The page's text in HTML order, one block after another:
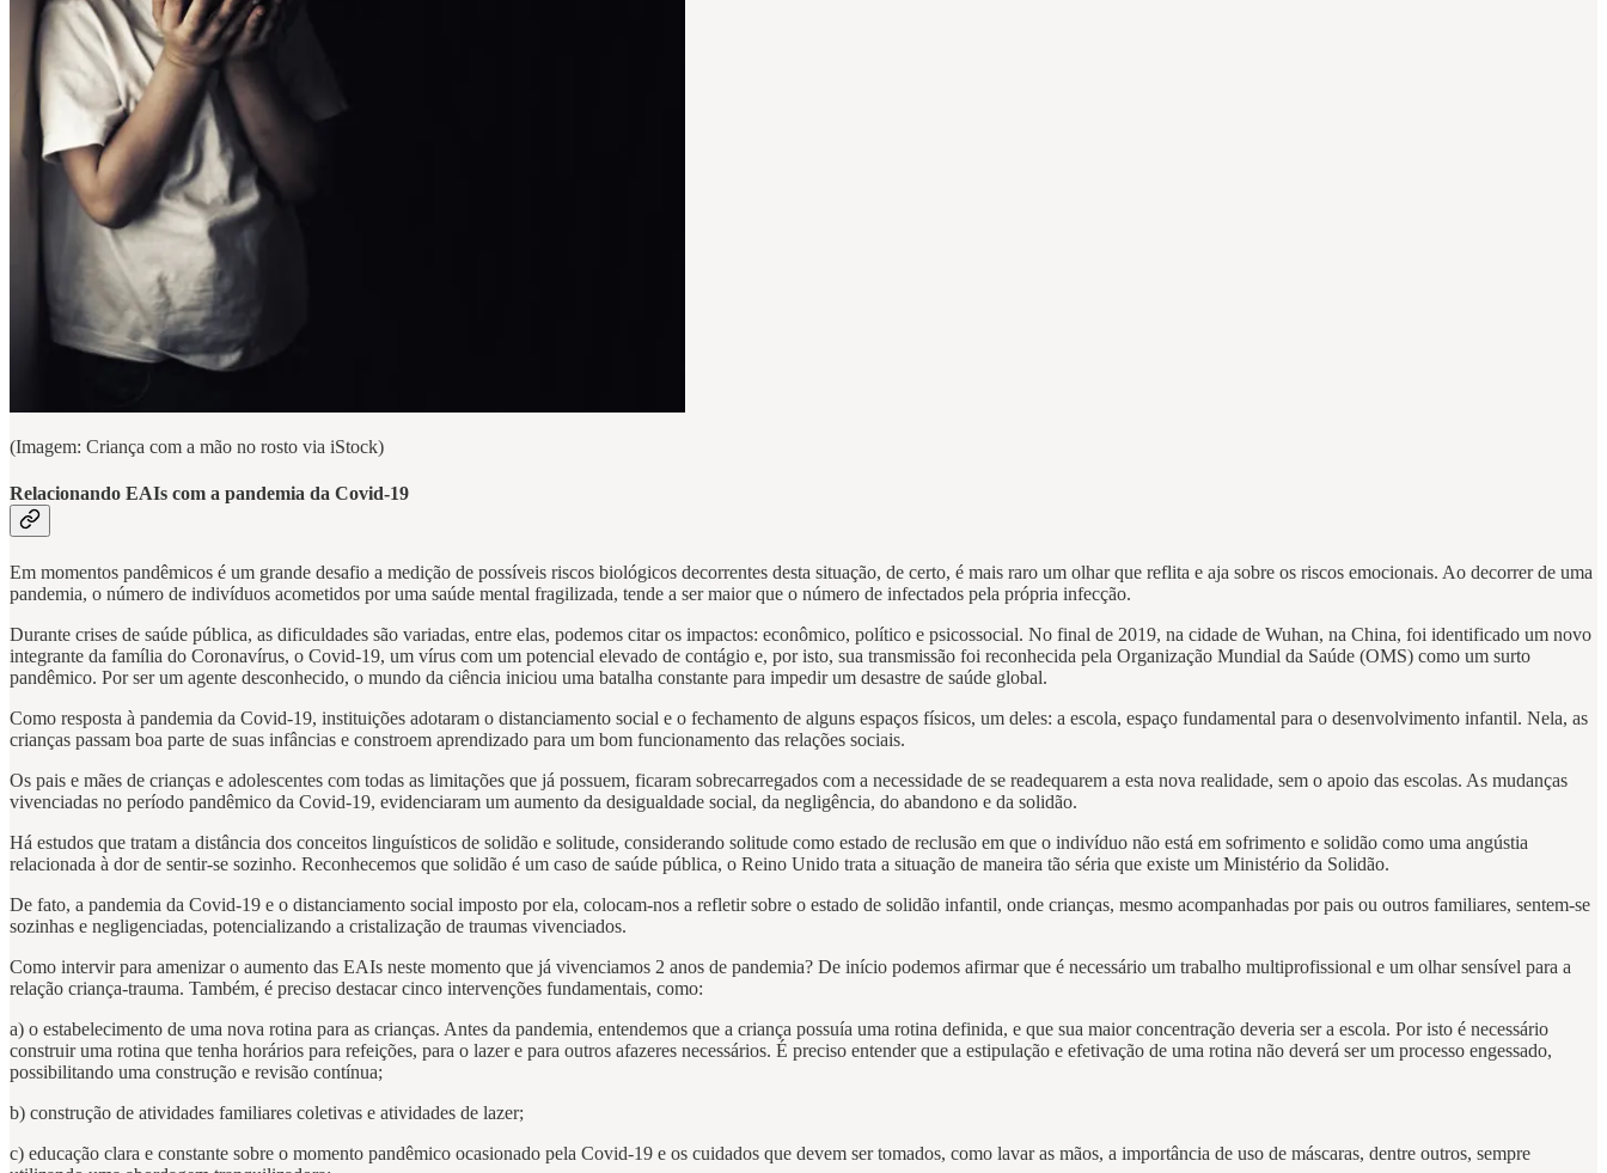
(Imagem: Criança com a mão no rosto via iStock)
Relacionando EAIs com a pandemia da Covid-19
Em momentos pandêmicos é um grande desafio a medição de possíveis riscos biológicos decorrentes desta situação, de certo, é mais raro um olhar que reflita e aja sobre os riscos emocionais. Ao decorrer de uma
pandemia, o número de indivíduos acometidos por uma saúde mental fragilizada, tende a ser maior que o número de infectados pela própria infecção.
Durante crises de saúde pública, as dificuldades são variadas, entre elas, podemos citar os impactos: econômico, político e psicossocial. No final de 2019, na cidade de Wuhan, na China, foi identificado um novo
integrante da família do Coronavírus, o Covid-19, um vírus com um potencial elevado de contágio e, por isto, sua transmissão foi reconhecida pela Organização Mundial da Saúde (OMS) como um surto
pandêmico. Por ser um agente desconhecido, o mundo da ciência iniciou uma batalha constante para impedir um desastre de saúde global.
Como resposta à pandemia da Covid-19, instituições adotaram o distanciamento social e o fechamento de alguns espaços físicos, um deles: a escola, espaço fundamental para o desenvolvimento infantil. Nela, as
crianças passam boa parte de suas infâncias e constroem aprendizado para um bom funcionamento das relações sociais.
Os pais e mães de crianças e adolescentes com todas as limitações que já possuem, ficaram sobrecarregados com a necessidade de se readequarem a esta nova realidade, sem o apoio das escolas. As mudanças
vivenciadas no período pandêmico da Covid-19, evidenciaram um aumento da desigualdade social, da negligência, do abandono e da solidão.
Há estudos que tratam a distância dos conceitos linguísticos de solidão e solitude, considerando solitude como estado de reclusão em que o indivíduo não está em sofrimento e solidão como uma angústia
relacionada à dor de sentir-se sozinho. Reconhecemos que solidão é um caso de saúde pública, o Reino Unido trata a situação de maneira tão séria que existe um Ministério da Solidão.
De fato, a pandemia da Covid-19 e o distanciamento social imposto por ela, colocam-nos a refletir sobre o estado de solidão infantil, onde crianças, mesmo acompanhadas por pais ou outros familiares, sentem-se
sozinhas e negligenciadas, potencializando a cristalização de traumas vivenciados.
Como intervir para amenizar o aumento das EAIs neste momento que já vivenciamos 2 anos de pandemia? De início podemos afirmar que é necessário um trabalho multiprofissional e um olhar sensível para a
relação criança-trauma. Também, é preciso destacar cinco intervenções fundamentais, como:
a) o estabelecimento de uma nova rotina para as crianças. Antes da pandemia, entendemos que a criança possuía uma rotina definida, e que sua maior concentração deveria ser a escola. Por isto é necessário
construir uma rotina que tenha horários para refeições, para o lazer e para outros afazeres necessários. É preciso entender que a estipulação e efetivação de uma rotina não deverá ser um processo engessado,
possibilitando uma construção e revisão contínua;
b) construção de atividades familiares coletivas e atividades de lazer;
c) educação clara e constante sobre o momento pandêmico ocasionado pela Covid-19 e os cuidados que devem ser tomados, como lavar as mãos, a importância de uso de máscaras, dentre outros, sempre